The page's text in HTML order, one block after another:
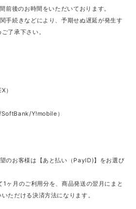
前後のお時間をいただいております。
手続きなどにより、予期せぬ遅延が発生す
了承下さい。
）
Y!mobile）
のお客様は【あと払い（PayID)】をお選び
1ヶ月のご利用分を、商品発送の翌月にまと
ただける決済方法になります。